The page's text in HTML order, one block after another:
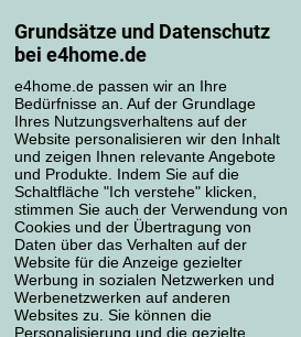
Grundsätze und Datenschutz
bei e4home.de
e4home.de passen wir an Ihre
Bedürfnisse an. Auf der Grundlage
Ihres Nutzungsverhaltens auf der
Website personalisieren wir den Inhalt
und zeigen Ihnen relevante Angebote
und Produkte. Indem Sie auf die
Schaltfläche "Ich verstehe" klicken,
stimmen Sie auch der Verwendung von
Cookies und der Übertragung von
Daten über das Verhalten auf der
Website für die Anzeige gezielter
Werbung in sozialen Netzwerken und
Werbenetzwerken auf anderen
Websites zu. Sie können die
Personalisierung und die gezielte
Mein Konto
Bestellübersicht
Reklamationen
Widerrufsbelehrung
Einfach mehr wissen
Richtlinien zur Verarbeitung von
Transportarten
Zahlungsmethoden